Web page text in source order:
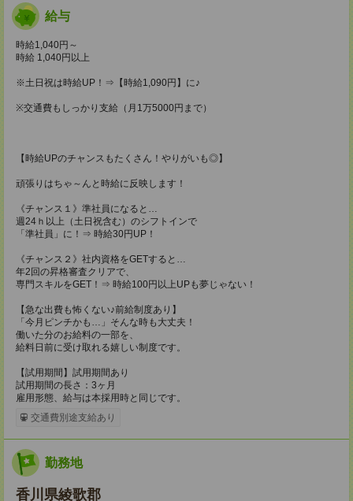
給与
時給1,040円～
時給 1,040円以上
※土日祝は時給UP！⇒【時給1,090円】に♪
※交通費もしっかり支給（月1万5000円まで）
【時給UPのチャンスもたくさん！やりがいも◎】
頑張りはちゃ～んと時給に反映します！
《チャンス１》準社員になると…
週24ｈ以上（土日祝含む）のシフトインで
「準社員」に！⇒ 時給30円UP！
《チャンス２》社内資格をGETすると…
年2回の昇格審査クリアで、
専門スキルをGET！⇒ 時給100円以上UPも夢じゃない！
【急な出費も怖くない♪前給制度あり】
「今月ピンチかも…」そんな時も大丈夫！
働いた分のお給料の一部を、
給料日前に受け取れる嬉しい制度です。
【試用期間】試用期間あり
試用期間の長さ：3ヶ月
雇用形態、給与は本採用時と同じです。
交通費別途支給あり
勤務地
香川県綾歌郡